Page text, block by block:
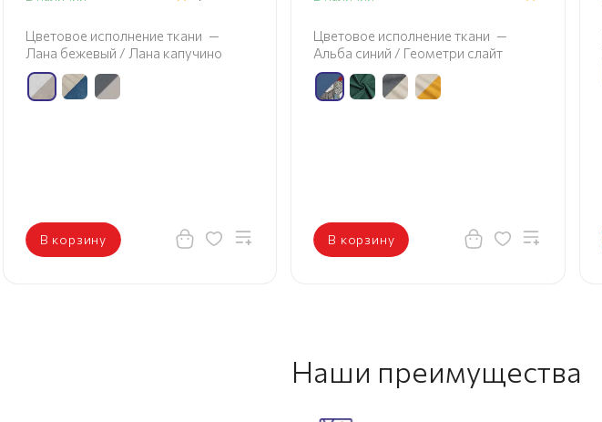
Цветовое исполнение ткани —
Лана бежевый / Лана капучино
В корзину
Цветовое исполнение ткани —
Альба синий / Геометри слайт
В корзину
Наши преимущества